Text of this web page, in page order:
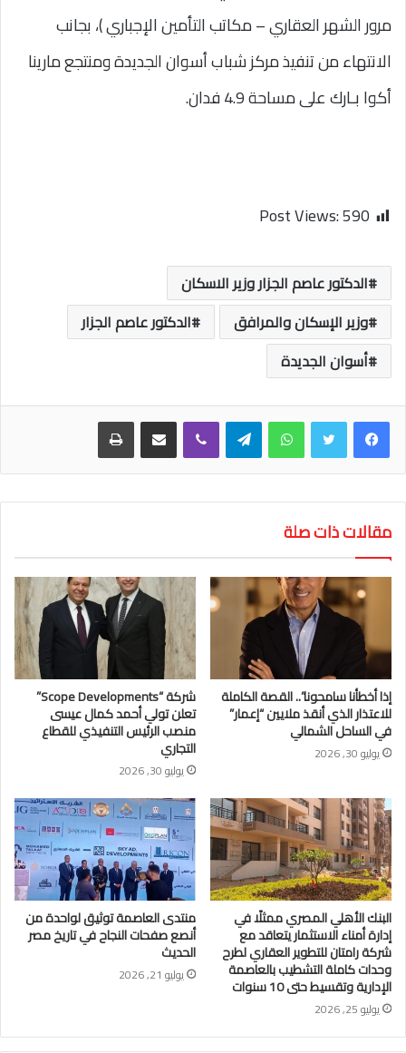
مرور الشهر العقاري – مكاتب التأمين الإجباري )، بجانب
الانتهاء من تنفيذ مركز شباب أسوان الجديدة ومنتجع مارينا
أكوا بـارك على مساحة 4.9 فدان.
Post Views:590
الدكتور عاصم الجزار وزير الاسكان
وزير الإسكان والمرافق
الدكتور عاصم الجزار
أسوان الجديدة
واتساب تيلقرام
مقالات ذات صلة
إذا أخطأنا سامحونا”.. القصة الكاملة
للاعتذار الذي أنقذ ملايين “إعمار”
في الساحل الشمالي
يوليو 30, 2026
شركة “Scope Developments”
تعلن تولي أحمد كمال عيسى
منصب الرئيس التنفيذي للقطاع
التجاري
يوليو 30, 2026
البنك الأهلي المصري ممثلًا في
إدارة أمناء الاستثمار يتعاقد مع
شركة رامتان للتطوير العقاري لطرح
وحدات كاملة التشطيب بالعاصمة
الإدارية وتقسيط حتى 10 سنوات
يوليو 25, 2026
منتدى العاصمة توثيق لواحدة من
أنصع صفحات النجاح في تاريخ مصر
الحديث
يوليو 21, 2026